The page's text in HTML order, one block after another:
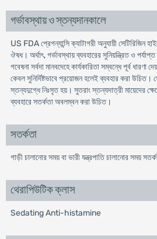
গর্ভাবস্থায় ও স্তন্যদানকালে
US FDA প্রেগন্যান্সি ক্যাটাগরী অনুযায়ী সেটিরিজিন
ঔষধ। অর্থাৎ, গর্ভাবস্থায় ব্যবহারের সুনিয়ন্ত্রিত ও
গবেষনা সর্বদা মানবদেহে কার্যকারিতা সম্বন্ধে পূর্ব ধারণা
কেবল সুনির্দিষ্টভাবে প্রয়োজন হলেই ব্যবহার করা উচিত।
স্তন্যদুগ্ধে নিঃসৃত হয়। সুতরাং স্তন্যদাত্রী মায়েদের
ব্যবহারে সতর্কতা অবলম্বন করা উচিত।
সতর্কতা
গাড়ী চালানোর সময় বা ভারী যন্ত্রপাতি চালানোর সময়
থেরাপিউটিক ক্লাস
Sedating Anti-histamine